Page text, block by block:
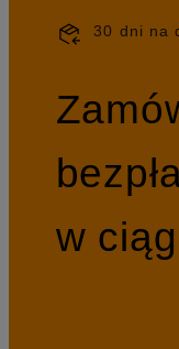
30 dni na
w